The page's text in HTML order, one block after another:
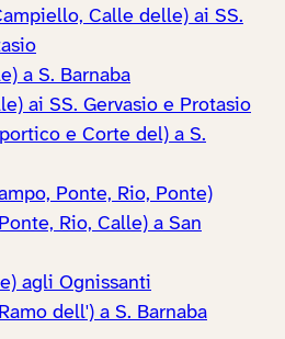
Calle delle) ai SS.
a S. Barnaba
ai SS. Gervasio e Protasio
e Corte del) a S.
Ponte, Rio, Ponte)
Rio, Calle) a San
agli Ognissanti
dell') a S. Barnaba